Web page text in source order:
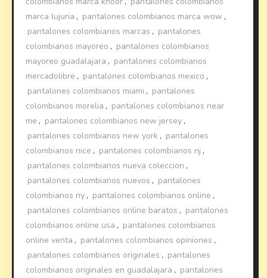
marca lujuria , pantalones colombianos marca wow ,
pantalones colombianos marcas , pantalones
colombianos mayoreo , pantalones colombianos
mayoreo guadalajara , pantalones colombianos
mercadolibre , pantalones colombianos mexico ,
pantalones colombianos miami , pantalones
colombianos morelia , pantalones colombianos near
me , pantalones colombianos new jersey ,
pantalones colombianos new york , pantalones
colombianos nice , pantalones colombianos nj ,
pantalones colombianos nueva coleccion ,
pantalones colombianos nuevos , pantalones
colombianos ny , pantalones colombianos online ,
pantalones colombianos online baratos , pantalones
colombianos online usa , pantalones colombianos
online venta , pantalones colombianos opiniones ,
pantalones colombianos originales , pantalones
colombianos originales en guadalajara , pantalones